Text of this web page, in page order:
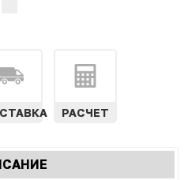
РАСЧЕТ